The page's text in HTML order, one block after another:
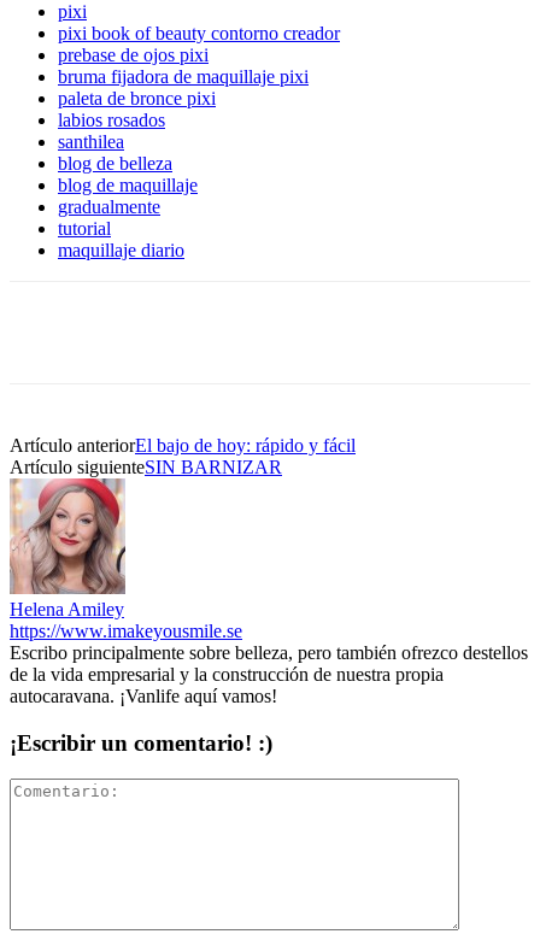
pixi
pixi book of beauty contorno creador
prebase de ojos pixi
bruma fijadora de maquillaje pixi
paleta de bronce pixi
labios rosados
santhilea
blog de belleza
blog de maquillaje
gradualmente
tutorial
maquillaje diario
Artículo anteriorEl bajo de hoy: rápido y fácil
Artículo siguienteSIN BARNIZAR
Helena Amiley
https://www.imakeyousmile.se
Escribo principalmente sobre belleza, pero también ofrezco destellos
de la vida empresarial y la construcción de nuestra propia
autocaravana. ¡Vanlife aquí vamos!
¡Escribir un comentario! :)